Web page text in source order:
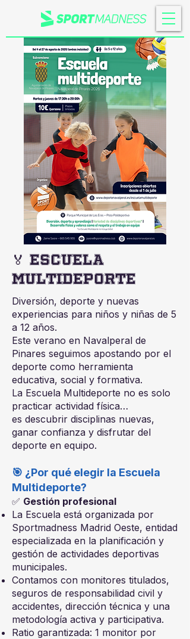
🏅 Escuela
Multideporte
Diversión, deporte y nuevas
experiencias para niños y niñas de 5
a 12 años.
Este verano en Navalperal de
Pinares seguimos apostando por el
deporte como herramienta
educativa, social y formativa.
La Escuela Multideporte no es solo
practicar actividad física…
es descubrir disciplinas nuevas,
ganar confianza y disfrutar del
deporte en equipo.
🎯 ¿Por qué elegir la Escuela
Multideporte?
✅ Gestión profesional
La Escuela está organizada por
Sportmadness Madrid Oeste, entidad
especializada en la planificación y
gestión de actividades deportivas
municipales.
Contamos con monitores titulados,
seguros de responsabilidad civil y
accidentes, dirección técnica y una
metodología activa y participativa.
Ratio garantizada: 1 monitor por